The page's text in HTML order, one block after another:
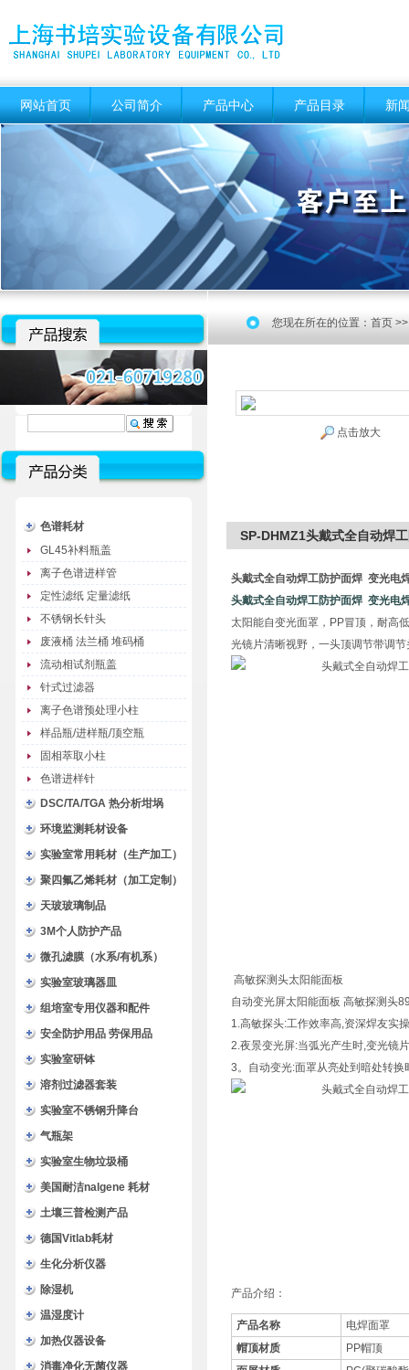
网站首页 公司简介 产品中心 产品目录 新
色谱耗材
GL45补料瓶盖
离子色谱进样管
定性滤纸 定量滤纸
不锈钢长针头
废液桶 法兰桶 堆码桶
流动相试剂瓶盖
针式过滤器
离子色谱预处理小柱
样品瓶/进样瓶/顶空瓶
固相萃取小柱
色谱进样针
DSC/TA/TGA 热分析坩埚
环境监测耗材设备
实验室常用耗材（生产加工）
聚四氟乙烯耗材（加工定制）
天玻玻璃制品
3M个人防护产品
微孔滤膜（水系/有机系）
实验室玻璃器皿
组培室专用仪器和配件
安全防护用品 劳保用品
实验室研钵
溶剂过滤器套装
实验室不锈钢升降台
气瓶架
实验室生物垃圾桶
美国耐洁nalgene 耗材
土壤三普检测产品
德国Vitlab耗材
生化分析仪器
除湿机
温湿度计
加热仪器设备
消毒净化无菌仪器
您现在所在的位置： 首页
点击放大
SP-DHMZ1头戴式全自动焊
头戴式全自动焊工防护面焊 变光电
头戴式全自动焊工防护面焊 变光电
太阳能自变光面罩，PP冒顶，耐高
光镜片清晰视野，一头顶调节带调
高敏探测头太阳能面板
自动变光屏太阳能面板 高敏探测头
1.高敏探头:工作效率高,资深焊友实
2.夜景变光屏:当弧光产生时,变光镜
3。自动变光:面罩从亮处到暗处转
产品介绍：
产品名称
电焊面罩
帽顶材质
PP帽顶